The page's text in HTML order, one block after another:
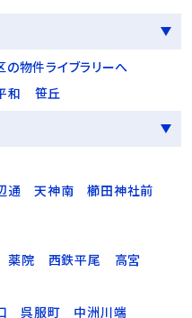
物件ライブラリーへ
和
笹丘
通 天神南
櫛田神社前
薬院 西鉄平尾
高宮
呉服町 中洲川端